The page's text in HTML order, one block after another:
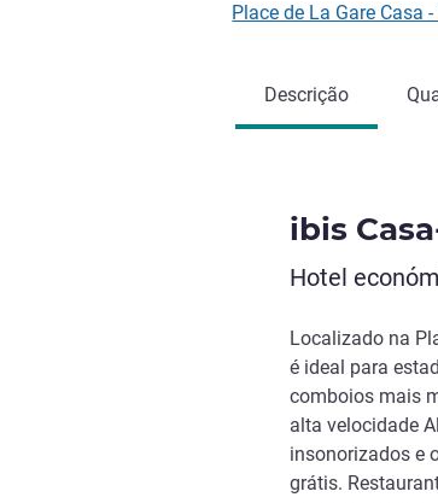
Place de La Gare Casa
Descrição
ibis
Hotel
Localizado na
é ideal para
comboios mais
alta velocidade
insonorizados e
grátis.